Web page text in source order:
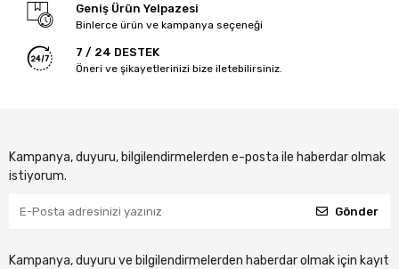
Geniş Ürün Yelpazesi
Binlerce ürün ve kampanya seçeneği
7 / 24 DESTEK
Öneri ve şikayetlerinizi bize iletebilirsiniz.
Kampanya, duyuru, bilgilendirmelerden e-posta ile haberdar olmak
istiyorum.
Gönder
Kampanya, duyuru ve bilgilendirmelerden haberdar olmak için kayıt